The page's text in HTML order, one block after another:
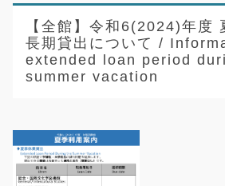
【全館】令和6(2024)年度
長期貸出について /
extended loan period
summer vacation